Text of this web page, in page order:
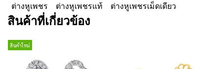
ต่างหูเพชร ต่างหูเพชรแท้ ต่างหูเพชรเม็ดเดียว
สินค้าที่เกี่ยวข้อง
สินค้าใหม่